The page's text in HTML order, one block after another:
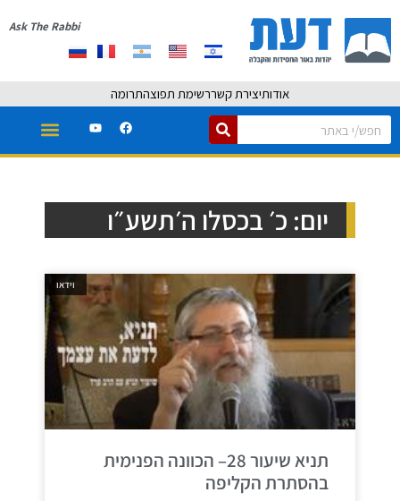
Ask The Rabbi
אודותיצירת קשררשימת תפוצהתרומה
יום: כ׳ בכסלו ה׳תשע״ו
וידאו
תניא שיעור 28– הכוונה הפנימית
בהסתרת הקליפה